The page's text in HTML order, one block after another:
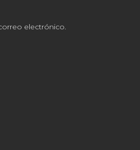
electrónico.